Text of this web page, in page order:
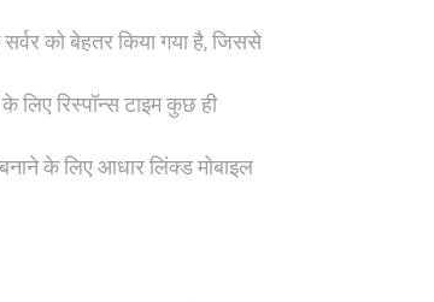
को बेहतर किया गया है, जिससे
लिए रिस्पॉन्स टाइम कुछ ही
के लिए आधार लिंक्ड मोबाइल